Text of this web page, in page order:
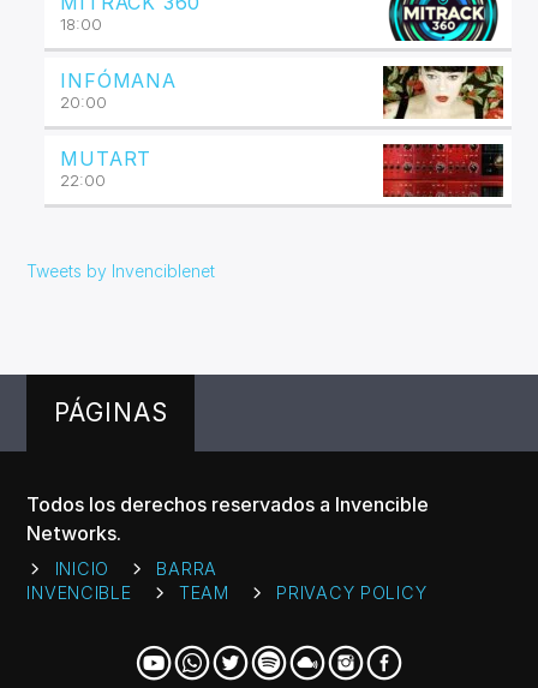
18:00
INFÓMANA
20:00
MUTART
22:00
Tweets by Invenciblenet
PÁGINAS
Todos los derechos reservados a Invencible
Networks.
INICIO
BARRA
INVENCIBLE
TEAM PRIVACY POLICY